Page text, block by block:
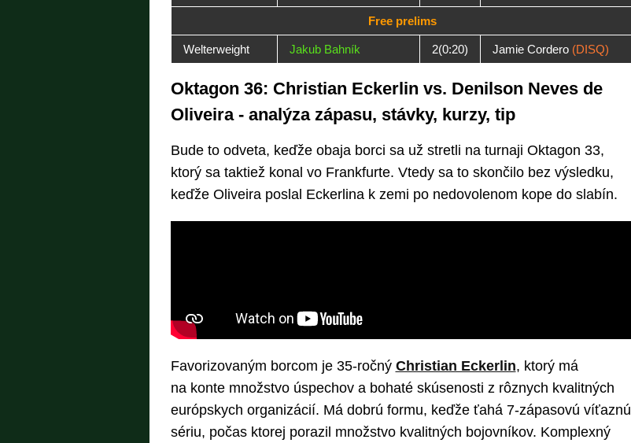
Free prelims
Welterweight Jakub Bahník 2(0:20) Jamie Cordero (DISQ)
Oktagon 36: Christian Eckerlin vs. Denilson Neves de
Oliveira - analýza zápasu, stávky, kurzy, tip
Bude to odveta, keďže obaja borci sa už stretli na turnaji Oktagon 33,
ktorý sa taktiež konal vo Frankfurte. Vtedy sa to skončilo bez výsledku,
keďže Oliveira poslal Eckerlina k zemi po nedovolenom kope do slabín.
Favorizovaným borcom je 35-ročný Christian Eckerlin, ktorý má
na konte množstvo úspechov a bohaté skúsenosti z rôznych kvalitných
európskych organizácií. Má dobrú formu, keďže ťahá 7-zápasovú víťaznú
sériu, počas ktorej porazil množstvo kvalitných bojovníkov. Komplexný